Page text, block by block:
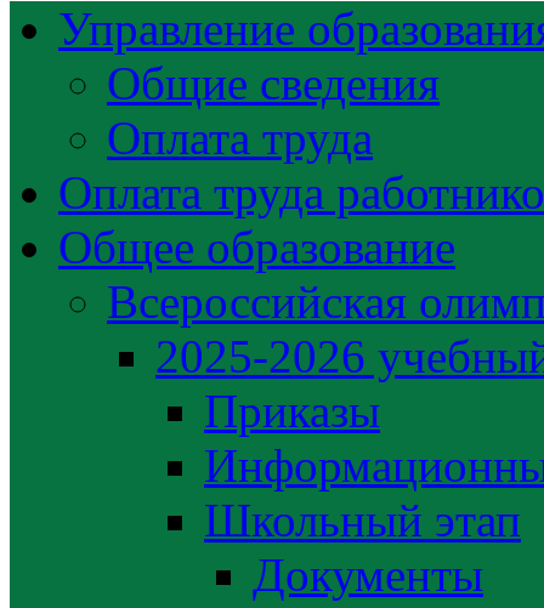
Управление
Общие сведения
Оплата труда
Оплата труда
Общее образование
Всероссийская
2025-2026
Приказы
Школьный этап
Документы